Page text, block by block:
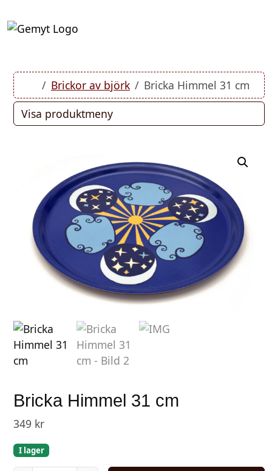
Home
Brickor av björk Bricka Himmel 31 cm
Bricka Himmel 31 cm
349 kr
I lager
Visa produktmeny